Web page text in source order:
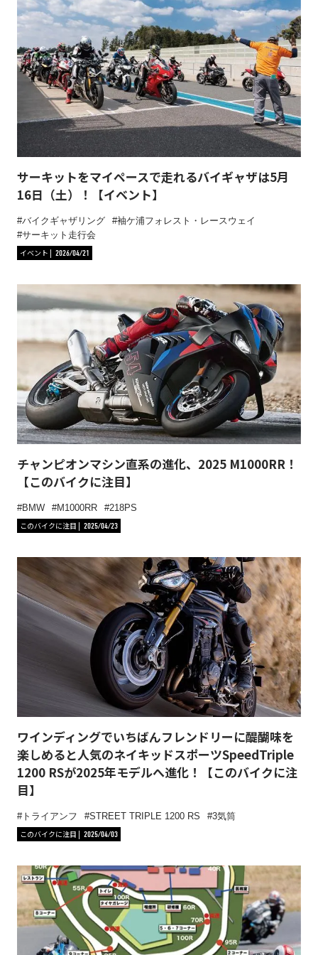
サーキットをマイペースで走れるバイギャザは5月
16日（土）！【イベント】
バイクギャザリング
袖ケ浦フォレスト・レースウェイ
サーキット走行会
イベント
2026/04/21
チャンピオンマシン直系の進化、2025 M1000RR！
【このバイクに注目】
BMW M1000RR
218PS
このバイクに注目
2025/04/23
ワインディングでいちばんフレンドリーに醍醐味を
楽しめると人気のネイキッドスポーツSpeedTriple
1200 RSが2025年モデルへ進化！【このバイクに注
目】
トライアンフ STREET TRIPLE 1200 RS
3気筒
このバイクに注目
2025/04/03